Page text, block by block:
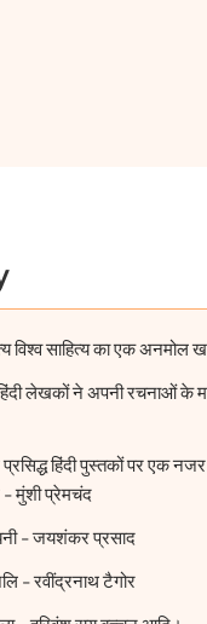
विश्व साहित्य का एक अनमोल
लेखकों ने अपनी रचनाओं के
हिंदी पुस्तकों पर एक
- मुंशी प्रेमचंद
- जयशंकर प्रसाद
- रवींद्रनाथ टैगोर